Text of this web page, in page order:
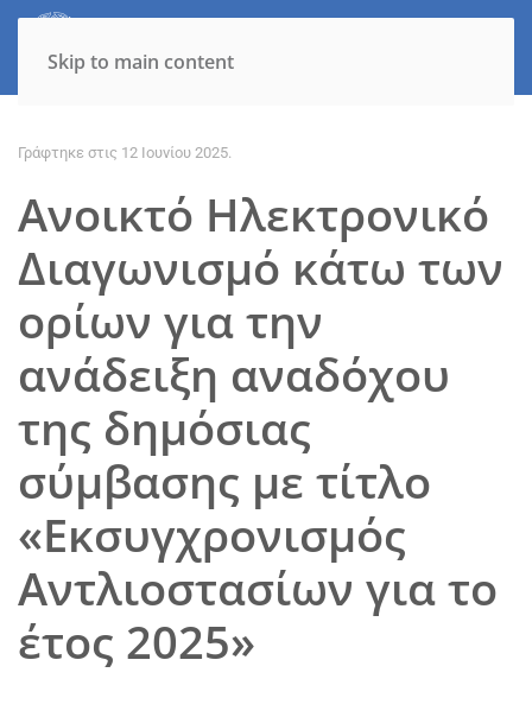
Skip to main content
Γράφτηκε στις 12 Ιουνίου 2025.
Ανοικτό Ηλεκτρονικό
Διαγωνισμό κάτω των
ορίων για την
ανάδειξη αναδόχου
της δημόσιας
σύμβασης με τίτλο
«Εκσυγχρονισμός
Αντλιοστασίων για το
έτος 2025»